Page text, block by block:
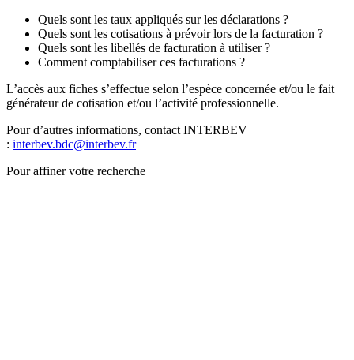
Quels sont les taux appliqués sur les déclarations ?
Quels sont les cotisations à prévoir lors de la facturation ?
Quels sont les libellés de facturation à utiliser ?
Comment comptabiliser ces facturations ?
L’accès aux fiches s’effectue selon l’espèce concernée et/ou le fait
générateur de cotisation et/ou l’activité professionnelle.
Pour d’autres informations, contact INTERBEV
: interbev.bdc@interbev.fr
Pour affiner votre recherche